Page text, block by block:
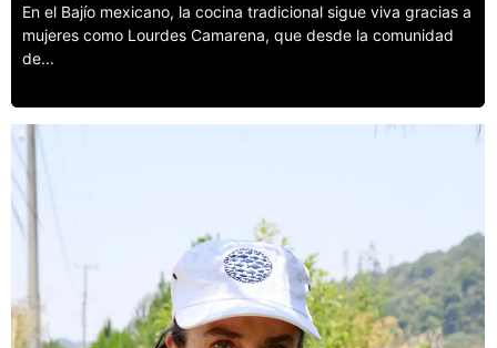
En el Bajío mexicano, la cocina tradicional sigue viva gracias a
mujeres como Lourdes Camarena, que desde la comunidad
de...